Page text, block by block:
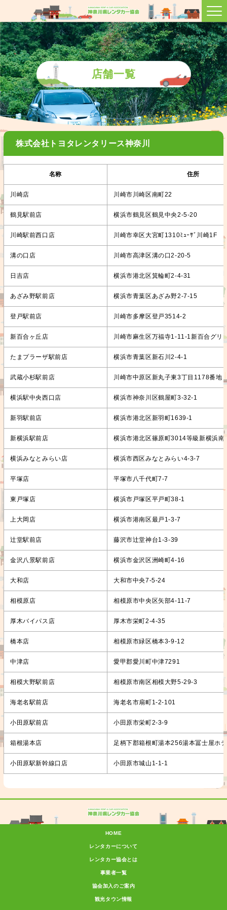
店舗一覧
株式会社トヨタレンタリース神奈川
名称 住所
川崎店 川崎市川崎区南町22
鶴見駅前店 横浜市鶴見区鶴見中央2-5-20
川崎駅前西口店 川崎市幸区大宮町1310ﾐｭｰｻﾞ川崎1F
溝の口店 川崎市高津区溝の口2-20-5
日吉店 横浜市港北区箕輪町2-4-31
あざみ野駅前店 横浜市青葉区あざみ野2-7-15
登戸駅前店 川崎市多摩区登戸3514-2
新百合ヶ丘店 川崎市麻生区万福寺1-11-1新百合グリ
たまプラーザ駅前店 横浜市青葉区新石川2-4-1
武蔵小杉駅前店 川崎市中原区新丸子東3丁目1178番地
横浜駅中央西口店 横浜市神奈川区鶴屋町3-32-1
新羽駅前店 横浜市港北区新羽町1639-1
新横浜駅前店 横浜市港北区篠原町3014等級新横浜南
横浜みなとみらい店 横浜市西区みなとみらい4-3-7
平塚店 平塚市八千代町7-7
東戸塚店 横浜市戸塚区平戸町38-1
上大岡店 横浜市港南区最戸1-3-7
辻堂駅前店 藤沢市辻堂神台1-3-39
金沢八景駅前店 横浜市金沢区洲崎町4-16
大和店 大和市中央7-5-24
相模原店 相模原市中央区矢部4-11-7
厚木バイパス店 厚木市栄町2-4-35
橋本店 相模原市緑区橋本3-9-12
中津店 愛甲郡愛川町中津7291
相模大野駅前店 相模原市南区相模大野5-29-3
海老名駅前店 海老名市扇町1-2-101
小田原駅前店 小田原市栄町2-3-9
箱根湯本店 足柄下郡箱根町湯本256湯本冨士屋ホ
小田原駅新幹線口店 小田原市城山1-1-1
HOME
レンタカーについて
レンタカー協会とは
事業者一覧
協会加入のご案内
観光タウン情報